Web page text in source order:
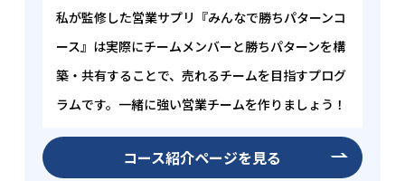
す。
私が監修した営業サプリ『みんなで勝ちパターンコ
ース』は実際にチームメンバーと勝ちパターンを構
築・共有することで、売れるチームを目指すプログ
ラムです。一緒に強い営業チームを作りましょう！
コース紹介ページを見る